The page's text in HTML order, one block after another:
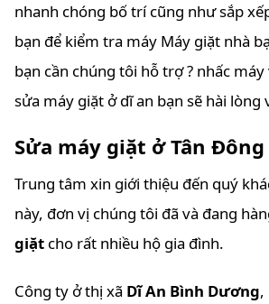
nhanh chóng bố trí cũng như sắp
bạn để kiểm tra máy Máy giặt nhà
bạn cần chúng tôi hỗ trợ ? nhấc
sửa máy giặt ở dĩ an bạn sẽ hài lòng
Sửa máy giặt ở Tân Đông
Trung tâm xin giới thiệu đến quý
này, đơn vị chúng tôi đã và đang
giặt cho rất nhiều hộ gia đình.
Công ty ở thị xã Dĩ An Bình Dương,